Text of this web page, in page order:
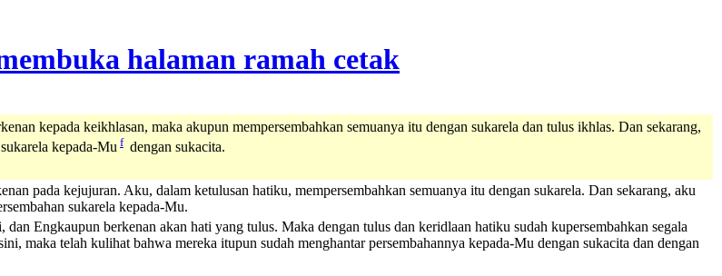
kepada keikhlasan, maka akupun mempersembahkan semuanya itu dengan sukarela dan tulus ikhlas. Dan sekarang,
kepada-Mu f dengan sukacita.
pada kejujuran. Aku, dalam ketulusan hatiku, mempersembahkan semuanya itu dengan sukarela. Dan sekarang, aku
sukarela kepada-Mu.
Engkaupun berkenan akan hati yang tulus. Maka dengan tulus dan keridlaan hatiku sudah kupersembahkan segala
maka telah kulihat bahwa mereka itupun sudah menghantar persembahannya kepada-Mu dengan sukacita dan dengan